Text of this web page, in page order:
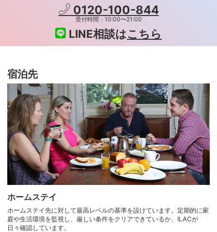
0120-100-844
受付時間：10:00〜21:00
LINE相談はこちら
宿泊先
ホームステイ
ホームステイ先に対して最高レベルの基準を設けています。定期的に家
庭や生活環境を監視し、厳しい条件をクリアできているか、ILACが
日々確認しています。